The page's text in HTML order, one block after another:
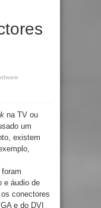
na TV ou
um
existem
e áudio de
conectores
e do DVI